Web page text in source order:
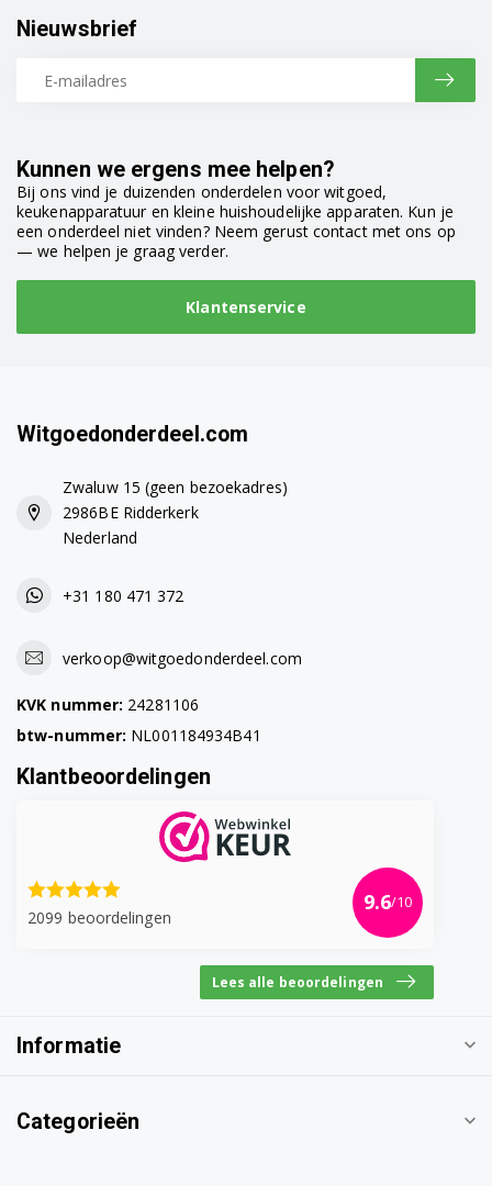
DV80F5EBHGW/EG
DV80F5EBHGW/EN
DV80F5EMHGW/EE
DV80F5EMHGW/EN
DV80H4100CW/AH
DV80H4100CW/EE
DV80H4100CW/EF
DV80H4100CW/KJ
DV80H4100CW/SA
DV80H4200CW/EF
DV80H4200CW/SP
DV80H4300CW/YL
Kunnen we ergens mee helpen?
Bij ons vind je duizenden onderdelen voor witgoed,
keukenapparatuur en kleine huishoudelijke apparaten. Kun je
een onderdeel niet vinden? Neem gerust contact met ons op
— we helpen je graag verder.
Klantenservice
Nieuwsbrief
Witgoedonderdeel.com
Zwaluw 15 (geen bezoekadres)
2986BE Ridderkerk
Nederland
+31 180 471 372
verkoop@witgoedonderdeel.com
KVK nummer: 24281106
btw-nummer: NL001184934B41
Klantbeoordelingen
2099 beoordelingen
9.6/10
Lees alle beoordelingen
Informatie
Categorieën